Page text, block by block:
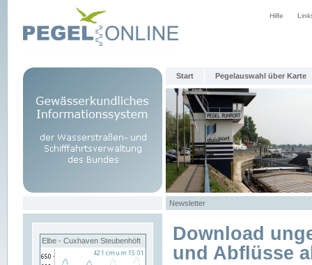
Hilfe
Start Pegelauswahl über Karte
Newsletter
Elbe - Cuxhaven Steubenhöft
Download
und Abflüsse